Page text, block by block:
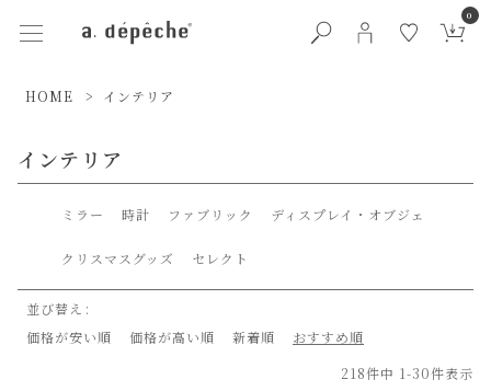
0
HOME インテリア
インテリア
ミラー 時計 ファブリック ディスプレイ・オブジェ
クリスマスグッズ セレクト
並び替え
価格が安い順
価格が高い順 新着順
おすすめ順
218件中 1-30件表示